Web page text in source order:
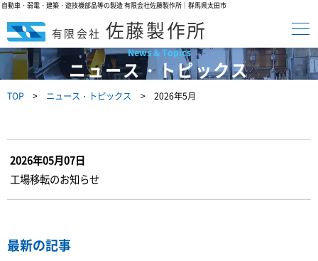
自動車・弱電・建築・遊技機部品等の製造 有限会社佐藤製作所｜群馬県太田市
有限会社 佐藤製作所
ニュース・トピックス
TOP ニュース・トピックス 2026年5月
2026年05月07日
工場移転のお知らせ
最新の記事